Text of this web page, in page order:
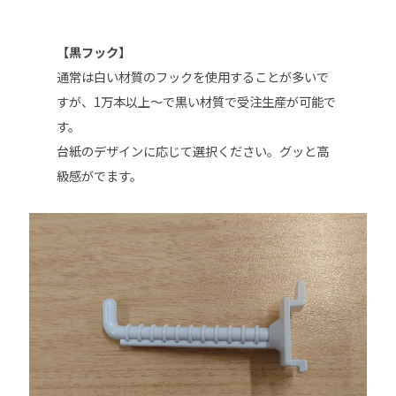
【黒フック】
通常は白い材質のフックを使用することが多いで
すが、1万本以上～で黒い材質で受注生産が可能で
す。
台紙のデザインに応じて選択ください。グッと高
級感がでます。